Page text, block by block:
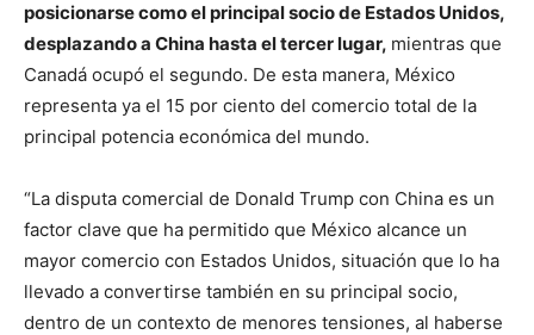
posicionarse como el principal socio de Estados Unidos,
desplazando a China hasta el tercer lugar, mientras que
Canadá ocupó el segundo. De esta manera, México
representa ya el 15 por ciento del comercio total de la
principal potencia económica del mundo.
“La disputa comercial de Donald Trump con China es un
factor clave que ha permitido que México alcance un
mayor comercio con Estados Unidos, situación que lo ha
llevado a convertirse también en su principal socio,
dentro de un contexto de menores tensiones, al haberse